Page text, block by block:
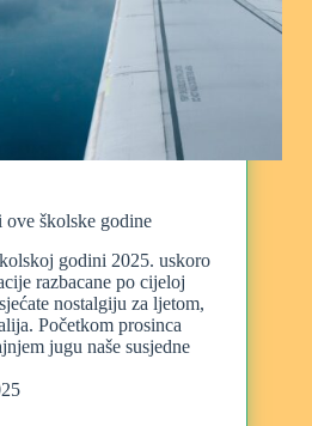
školske godine
godini 2025. uskoro
razbacane po cijeloj
nostalgiju za ljetom,
Početkom prosinca
jugu naše susjedne